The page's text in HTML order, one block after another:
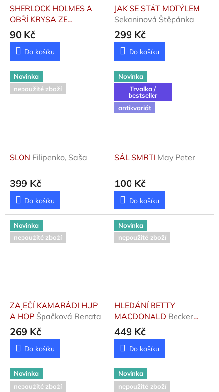
SHERLOCK HOLMES A
OBŘÍ KRYSA ZE
SUMATRY
Alan
90 Kč
Do košíku
JAK SE STÁT MOTÝLEM
Sekaninová Štěpánka
299 Kč
Do košíku
Novinka
nepoužité zboží
SLON Filipenko, Saša
399 Kč
Do košíku
Novinka
Trvalka /
bestseller
antikvariát
SÁL SMRTI May Peter
100 Kč
Do košíku
Novinka
nepoužité zboží
ZAJEČÍ KAMARÁDI HUP
A HOP Špačková Renata
269 Kč
Do košíku
Novinka
nepoužité zboží
HLEDÁNÍ BETTY
MACDONALD Becker
Paula
449 Kč
Do košíku
Novinka
nepoužité zboží
Novinka
nepoužité zboží